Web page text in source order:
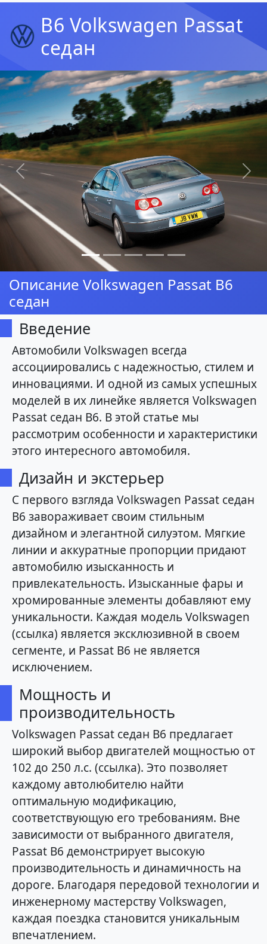
B6 Volkswagen Passat
седан
Предыдущая
Описание Volkswagen Passat B6
седан
Введение
Автомобили Volkswagen всегда
ассоциировались с надежностью, стилем и
инновациями. И одной из самых успешных
моделей в их линейке является Volkswagen
Passat седан B6. В этой статье мы
рассмотрим особенности и характеристики
этого интересного автомобиля.
Дизайн и экстерьер
С первого взгляда Volkswagen Passat седан
B6 завораживает своим стильным
дизайном и элегантной силуэтом. Мягкие
линии и аккуратные пропорции придают
автомобилю изысканность и
привлекательность. Изысканные фары и
хромированные элементы добавляют ему
уникальности. Каждая модель Volkswagen
(ссылка) является эксклюзивной в своем
сегменте, и Passat B6 не является
исключением.
Мощность и
производительность
Volkswagen Passat седан B6 предлагает
широкий выбор двигателей мощностью от
102 до 250 л.с. (ссылка). Это позволяет
каждому автолюбителю найти
оптимальную модификацию,
соответствующую его требованиям. Вне
зависимости от выбранного двигателя,
Passat B6 демонстрирует высокую
производительность и динамичность на
дороге. Благодаря передовой технологии и
инженерному мастерству Volkswagen,
каждая поездка становится уникальным
впечатлением.